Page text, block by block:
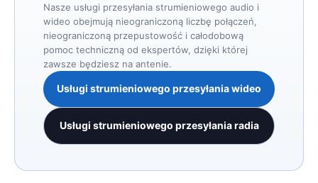
Nasze usługi przesyłania strumieniowego audio i
wideo obejmują nieograniczoną liczbę połączeń,
nieograniczoną przepustowość i całodobową
pomoc techniczną od ekspertów, dzięki której
zawsze będziesz na antenie.
Usługi strumieniowego przesyłania wideo
Usługi strumieniowego przesyłania radia